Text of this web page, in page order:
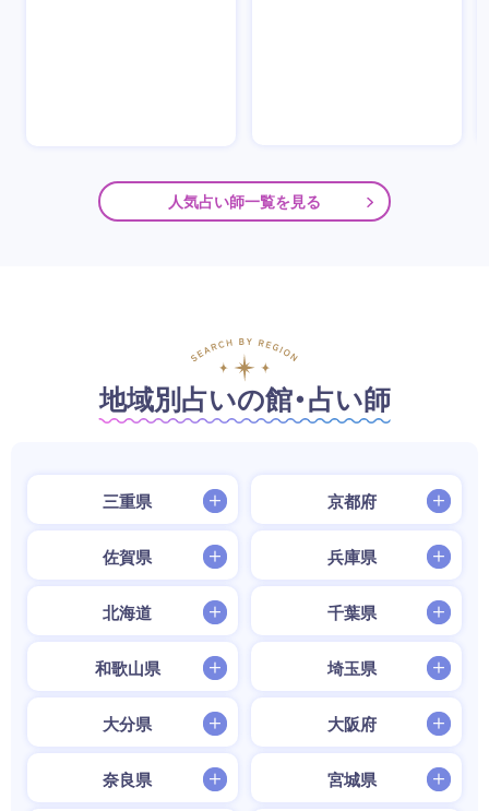
人気占い師一覧を見る
地域別占いの館・占い師
三重県 京都府
佐賀県 兵庫県
北海道 千葉県
和歌山県 埼玉県
大分県 大阪府
奈良県 宮城県